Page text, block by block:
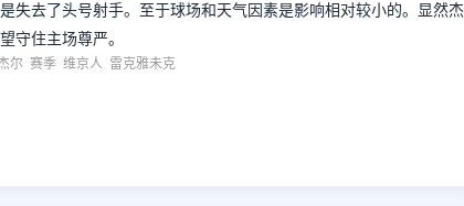
失去了头号射手。至于球场和天气因素是影响相对较小的。显然杰
守住主场尊严。
尔 赛季 维京人 雷克雅未克